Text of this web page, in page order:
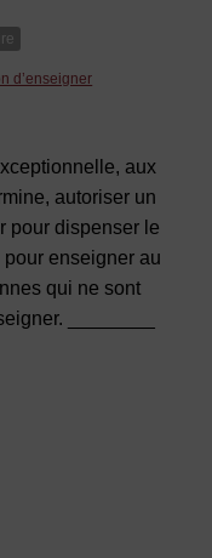
d’enseigner
aux
autoriser un
pour dispenser le
enseigner au
qui ne sont
________